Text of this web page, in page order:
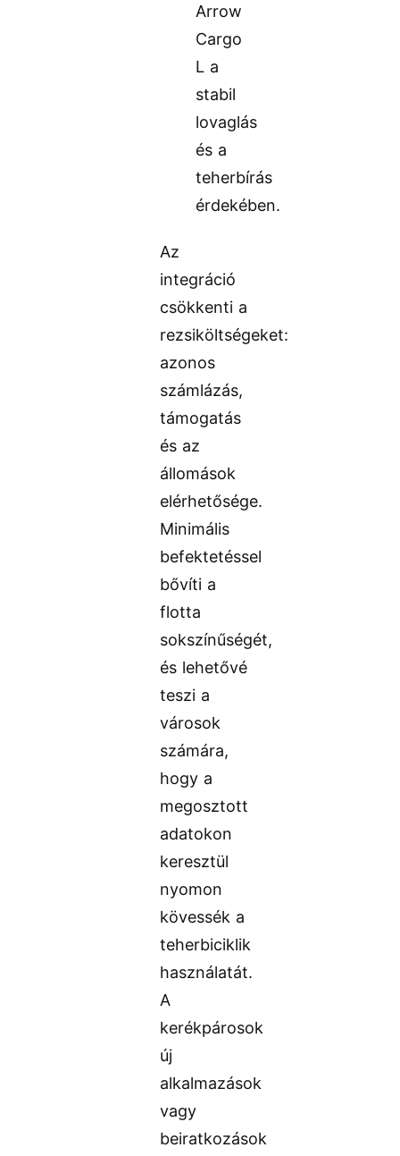
Arrow
Cargo
L a
stabil
lovaglás
és a
teherbírás
érdekében.
Az
integráció
csökkenti a
rezsiköltségeket:
azonos
számlázás,
támogatás
és az
állomások
elérhetősége.
Minimális
befektetéssel
bővíti a
flotta
sokszínűségét,
és lehetővé
teszi a
városok
számára,
hogy a
megosztott
adatokon
keresztül
nyomon
kövessék a
teherbiciklik
használatát.
A
kerékpárosok
új
alkalmazások
vagy
beiratkozások